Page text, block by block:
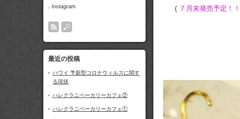
Instagram
最近の投稿
ハワイ 🌴新型コロナウィルスに関す
る現状
ハレクラニベーカリーカフェ②
ハレクラニベーカリーカフェ①
( ７月末発売予定！！